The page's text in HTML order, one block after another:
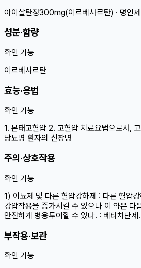
아이살탄정300mg(이르베사르탄) · 명인
성분·함량
확인 가능
이르베사르탄
효능·용법
확인 가능
1. 본태고혈압 2. 고혈압 치료요법으로서,
당뇨병 환자의 신장병
주의·상호작용
확인 가능
1) 이뇨제 및 다른 혈압강하제 : 다른 혈압강
강압작용을 증가시킬 수 있으나 이 약은 다
안전하게 병용투여할 수 있다. : 베타차단
부작용·보관
확인 가능